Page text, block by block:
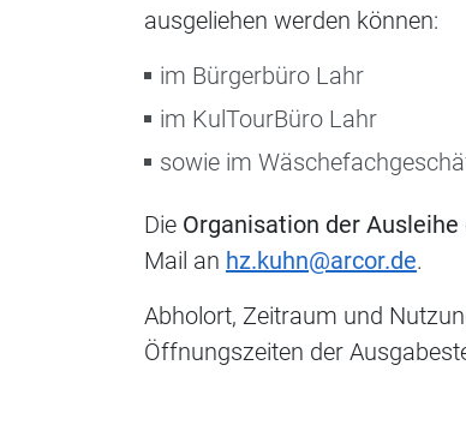
ausgeliehen werden können:
im Bürgerbüro Lahr
im KulTourBüro Lahr
sowie im
Die Organisation der Ausleihe
Mail an hz.kuhn@arcor.de.
Abholort, Zeitraum und
Öffnungszeiten der